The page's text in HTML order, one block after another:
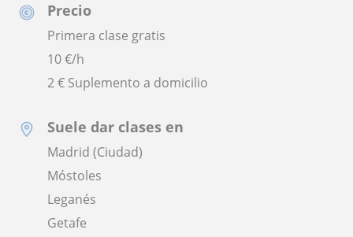
Precio
Primera clase gratis
10€/h
2 € Suplemento a domicilio
Suele dar clases en
Madrid (Ciudad)
Móstoles
Leganés
Getafe